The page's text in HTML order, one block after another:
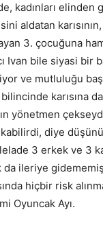
kadınları elinden
aldatan
3. çocuğuna
Ivan bile siyasi bir
ve mutluluğu
karısına
yönetmen
diye
3 erkek ve 3
da ileriye
hiçbir risk
Oyuncak Ayı.